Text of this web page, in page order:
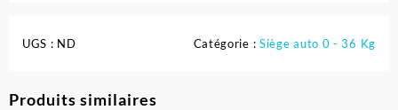
UGS : ND Catégorie : Siège auto 0 - 36 Kg
Produits similaires